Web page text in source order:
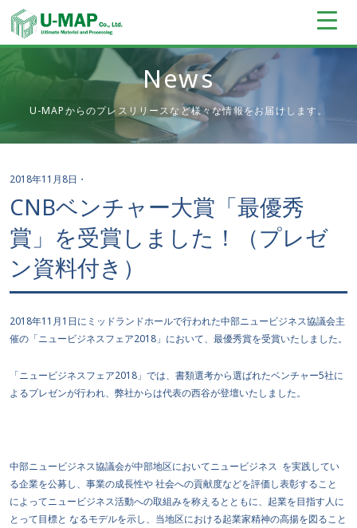
News
U-MAPからのプレスリリースなど様々な情報をお届けします。
2018年11月8日 ・
CNBベンチャー大賞「最優秀
賞」を受賞しました！（プレゼ
ン資料付き）
2018年11月1日にミッドランドホールで行われた中部ニュービジネス協議会主
催の「ニュービジネスフェア2018」において、最優秀賞を受賞いたしました。
「ニュービジネスフェア2018」では、書類選考から選ばれたベンチャー5社に
よるプレゼンが行われ、弊社からは代表の西谷が登壇いたしました。
中部ニュービジネス協議会が中部地区においてニュービジネス を実践してい
る企業を公募し、事業の成長性や 社会への貢献度などを評価し表彰すること
によってニュービジネス活動への取組みを称えるとともに、起業を目指す人に
とって目標と なるモデルを示し、当地区における起業家精神の高揚を図ること